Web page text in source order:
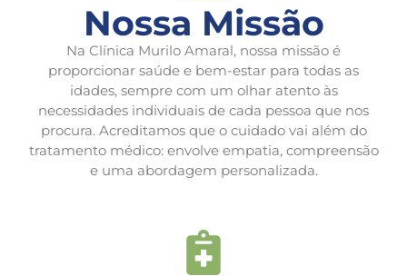
Nossa Missão
Na Clínica Murilo Amaral, nossa missão é
proporcionar saúde e bem-estar para todas as
idades, sempre com um olhar atento às
necessidades individuais de cada pessoa que nos
procura. Acreditamos que o cuidado vai além do
tratamento médico: envolve empatia, compreensão
e uma abordagem personalizada.